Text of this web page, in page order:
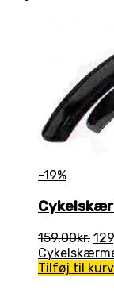
-19%
159,00kr. Den
pris
Tilføj til kurv